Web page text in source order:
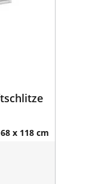
x 118 cm